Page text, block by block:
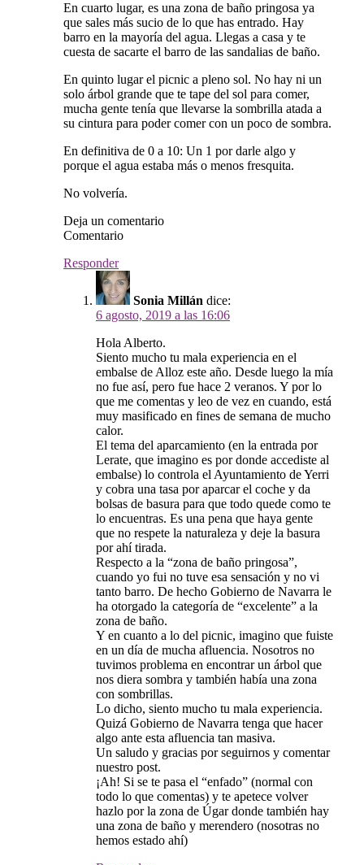
En cuarto lugar, es una zona de baño pringosa ya
que sales más sucio de lo que has entrado. Hay
barro en la mayoría del agua. Llegas a casa y te
cuesta de sacarte el barro de las sandalias de baño.
En quinto lugar el picnic a pleno sol. No hay ni un
solo árbol grande que te tape del sol para comer,
mucha gente tenía que llevarse la sombrilla atada a
su cintura para poder comer con un poco de sombra.
En definitiva de 0 a 10: Un 1 por darle algo y
porque el agua estaba más o menos fresquita.
No volvería.
Deja un comentario
Comentario
Responder
Sonia Millán dice:
6 agosto, 2019 a las 16:06
Hola Alberto.
Siento mucho tu mala experiencia en el
embalse de Alloz este año. Desde luego la mía
no fue así, pero fue hace 2 veranos. Y por lo
que me comentas y leo de vez en cuando, está
muy masificado en fines de semana de mucho
calor.
El tema del aparcamiento (en la entrada por
Lerate, que imagino es por donde accediste al
embalse) lo controla el Ayuntamiento de Yerri
y cobra una tasa por aparcar el coche y da
bolsas de basura para que todo quede como te
lo encuentras. Es una pena que haya gente
que no respete la naturaleza y deje la basura
por ahí tirada.
Respecto a la “zona de baño pringosa”,
cuando yo fui no tuve esa sensación y no vi
tanto barro. De hecho Gobierno de Navarra le
ha otorgado la categoría de “excelente” a la
zona de baño.
Y en cuanto a lo del picnic, imagino que fuiste
en un día de mucha afluencia. Nosotros no
tuvimos problema en encontrar un árbol que
nos diera sombra y también había una zona
con sombrillas.
Lo dicho, siento mucho tu mala experiencia.
Quizá Gobierno de Navarra tenga que hacer
algo ante esta afluencia tan masiva.
Un saludo y gracias por seguirnos y comentar
nuestro post.
¡Ah! Si se te pasa el “enfado” (normal con
todo lo que comentas) y te apetece volver
hazlo por la zona de Úgar donde también hay
una zona de baño y merendero (nosotras no
hemos estado ahí)